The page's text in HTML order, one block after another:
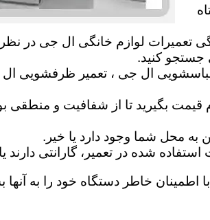
تعمیرات لوازم خانگی ال جی در
جستجو کنید.
ال جی ، تعمیر ظرفشویی ال
قیمت بگیرید تا از شفافیت و منطقی
محل شما وجود دارد یا خیر.
شده در تعمیر، گارانتی دارند
خاطر دستگاه خود را به آنها